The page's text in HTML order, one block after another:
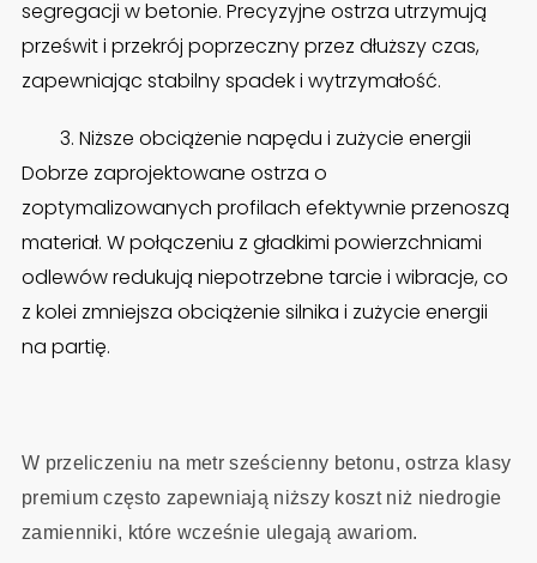
segregacji w betonie. Precyzyjne ostrza utrzymują
prześwit i przekrój poprzeczny przez dłuższy czas,
zapewniając stabilny spadek i wytrzymałość.
3. Niższe obciążenie napędu i zużycie energii
Dobrze zaprojektowane ostrza o
zoptymalizowanych profilach efektywnie przenoszą
materiał. W połączeniu z gładkimi powierzchniami
odlewów redukują niepotrzebne tarcie i wibracje, co
z kolei zmniejsza obciążenie silnika i zużycie energii
na partię.
W przeliczeniu na metr sześcienny betonu, ostrza klasy
premium często zapewniają niższy koszt niż niedrogie
zamienniki, które wcześnie ulegają awariom.